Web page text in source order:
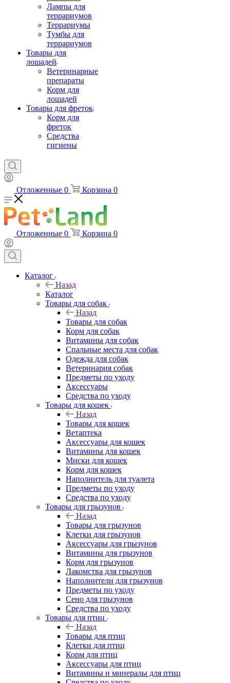
Лампы для
террариумов
Террариумы
Тумбы для
террариумов
Товары для
лошадей
Ветеринарные
препараты
Корм для
лошадей
Товары для фреток
Корм для
фреток
Средства
гигиены
Отложенные 0 Корзина 0
Отложенные 0 Корзина 0
Каталог
Назад
Каталог
Товары для собак
Назад
Товары для собак
Корм для собак
Витамины для собак
Спальные места для собак
Одежда для собак
Ветеринария собак
Предметы по уходу
Аксессуары
Средства по уходу
Товары для кошек
Назад
Товары для кошек
Ветаптека
Аксессуары для кошек
Витамины для кошек
Миски для кошек
Корм для кошек
Наполнитель для туалета
Предметы по уходу
Средства по уходу
Товары для грызунов
Назад
Товары для грызунов
Клетки для грызунов
Аксессуары для грызунов
Витамины для грызунов
Корм для грызунов
Лакомства для грызунов
Наполнители для грызунов
Предметы по уходу
Сено для грызунов
Средства по уходу
Товары для птиц
Назад
Товары для птиц
Клетки для птиц
Корм для птиц
Аксессуары для птиц
Витамины и минералы для птиц